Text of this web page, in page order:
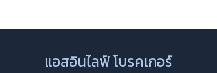
แอสอินไลฟ์ โบรคเกอร์